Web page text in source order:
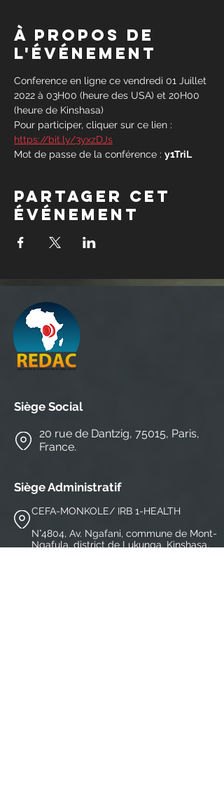
À propos de
l'événement
Conference en ligne ce vendredi 01 Juillet
2022 à 03H00 (heure des USA) et 20H00
(heure de Kinshasa)
Pour participer, cliquer sur ce lien :
https://bit.ly/3yxzDJs
Mot de passe de la conférence : y1TriL
Partager cet
événement
Siège Social
20 rue de Dantzig, 75015, Paris,
France.
Siège Administratif
CEFA-MONKOLE/ IRB 1-HEALTH
N°4804, Av. Ngafani, commune de Mont-
Ngafula, district de Lukunga, Kinshasa,